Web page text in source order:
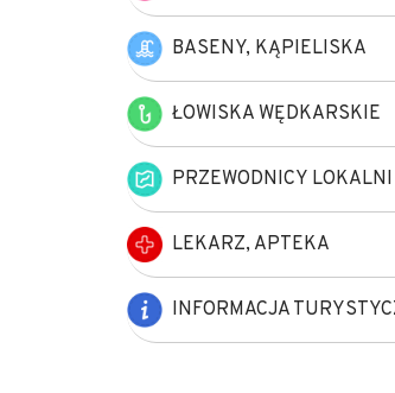
BASENY, KĄPIELISKA
ŁOWISKA WĘDKARSKIE
PRZEWODNICY LOKALNI
LEKARZ, APTEKA
INFORMACJA